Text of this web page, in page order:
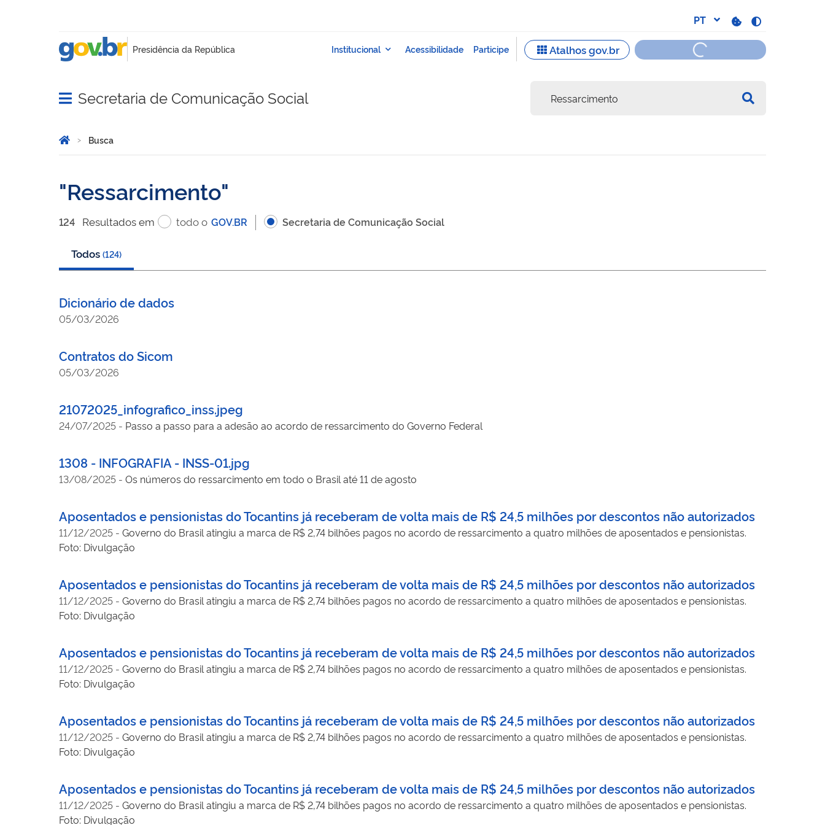
Abrir menu principal de navegação
Secretaria de Comunicação Social
Você está aqui:
Página Inicial
Busca
Ressarcimento
124 Resultadosem todo o GOV.BR Secretaria de Comunicação Social
Todos (124)
Dicionário de dados
05/03/2026
Contratos do Sicom
05/03/2026
21072025_infografico_inss.jpeg
24/07/2025 - Passo a passo para a adesão ao acordo de ressarcimento do Governo Federal
1308 - INFOGRAFIA - INSS-01.jpg
13/08/2025 - Os números do ressarcimento em todo o Brasil até 11 de agosto
Aposentados e pensionistas do Tocantins já receberam de volta mais de R$ 24,5 milhões por descontos não autorizados
11/12/2025 - Governo do Brasil atingiu a marca de R$ 2,74 bilhões pagos no acordo de ressarcimento a quatro milhões de aposentados e pensionistas.
Foto: Divulgação
Aposentados e pensionistas do Tocantins já receberam de volta mais de R$ 24,5 milhões por descontos não autorizados
11/12/2025 - Governo do Brasil atingiu a marca de R$ 2,74 bilhões pagos no acordo de ressarcimento a quatro milhões de aposentados e pensionistas.
Foto: Divulgação
Aposentados e pensionistas do Tocantins já receberam de volta mais de R$ 24,5 milhões por descontos não autorizados
11/12/2025 - Governo do Brasil atingiu a marca de R$ 2,74 bilhões pagos no acordo de ressarcimento a quatro milhões de aposentados e pensionistas.
Foto: Divulgação
Aposentados e pensionistas do Tocantins já receberam de volta mais de R$ 24,5 milhões por descontos não autorizados
11/12/2025 - Governo do Brasil atingiu a marca de R$ 2,74 bilhões pagos no acordo de ressarcimento a quatro milhões de aposentados e pensionistas.
Foto: Divulgação
Aposentados e pensionistas do Tocantins já receberam de volta mais de R$ 24,5 milhões por descontos não autorizados
11/12/2025 - Governo do Brasil atingiu a marca de R$ 2,74 bilhões pagos no acordo de ressarcimento a quatro milhões de aposentados e pensionistas.
Foto: Divulgação